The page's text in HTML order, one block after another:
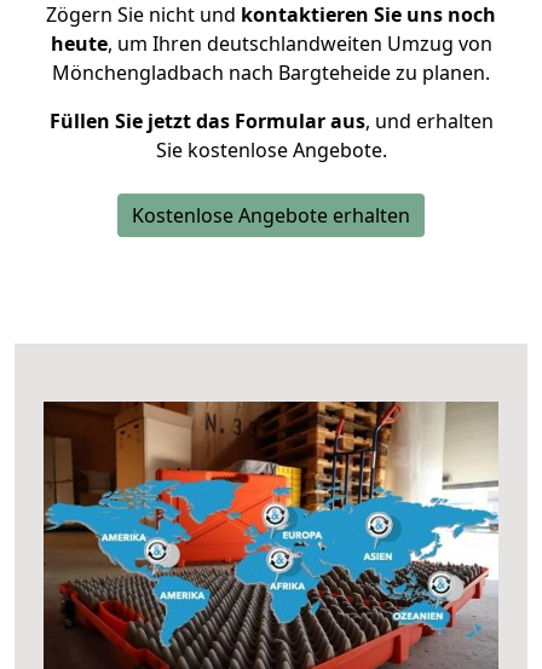
Zögern Sie nicht und kontaktieren Sie uns noch
heute, um Ihren deutschlandweiten Umzug von
Mönchengladbach nach Bargteheide zu planen.
Füllen Sie jetzt das Formular aus, und erhalten
Sie kostenlose Angebote.
Kostenlose Angebote erhalten